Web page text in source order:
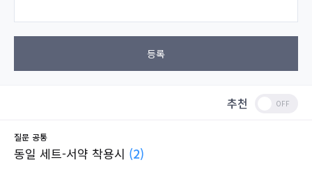
등록
추천
질문 공통
동일 세트-서약 착용시 (2)